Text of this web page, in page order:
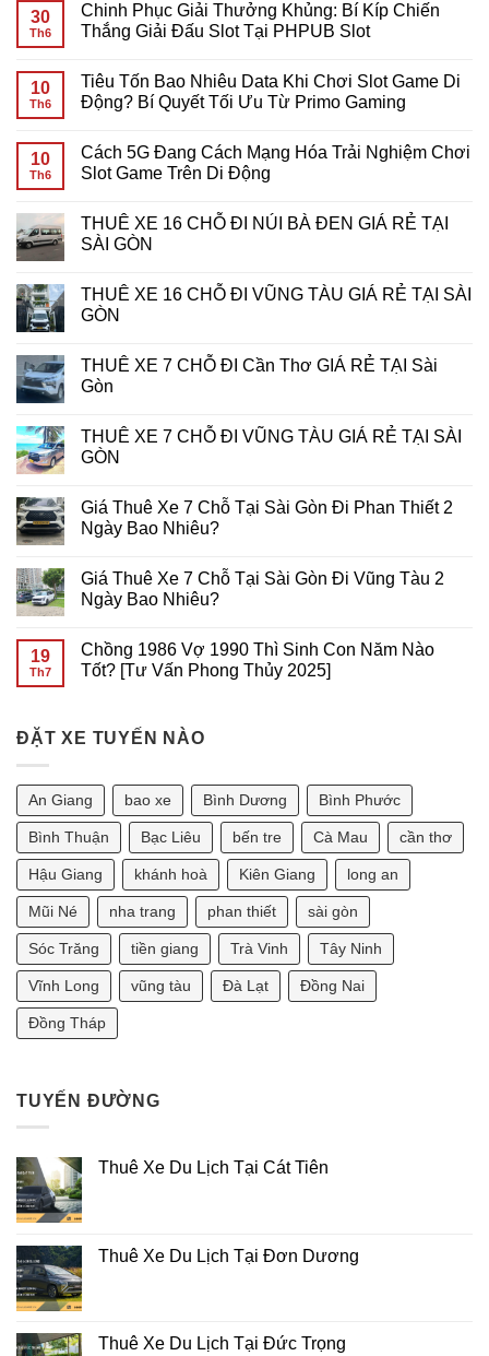
Bao
Nhiêu
Data
Slot
Game
Mobile?
Chi
Tiết
Cho
bình
luận
ở
Yêu
Cầu
Cược
Miễn
Phí:
Bí
Ưu
Hóa
Lợi
7d-
game
30
Th6
Chinh Phục Giải Thưởng Khủng: Bí Kíp Chiến
Thắng Giải Đấu Slot Tại PHPUB Slot
bình
luận
ở
Giải
Thưởng
Khủng:
Chiến
Thắng
Giải
Tại
PHPUB
Slot
10
Th6
Tiêu Tốn Bao Nhiêu Data Khi Chơi Slot Game Di
Động? Bí Quyết Tối Ưu Từ Primo Gaming
bình
luận
ở
Bao
Nhiêu
Data
Slot
Game
Di
Quyết
Tối
Ưu
Gaming
10
Th6
Cách 5G Đang Cách Mạng Hóa Trải Nghiệm Chơi
Slot Game Trên Di Động
bình
luận
ở
Đang
Cách
Mạng
Nghiệm
Chơi
Slot
Di
Động
THUÊ XE 16 CHỖ ĐI NÚI BÀ ĐEN GIÁ RẺ TẠI
SÀI GÒN
bình
luận
ở
16
CHỖ
ĐI
ĐEN
GIÁ
RẺ
GÒN
THUÊ XE 16 CHỖ ĐI VŨNG TÀU GIÁ RẺ TẠI SÀI
GÒN
bình
luận
ở
16
CHỖ
ĐI
GIÁ
RẺ
TẠI
THUÊ XE 7 CHỖ ĐI Cần Thơ GIÁ RẺ TẠI Sài
Gòn
bình
luận
ở
7
CHỖ
ĐI
GIÁ
RẺ
TẠI
THUÊ XE 7 CHỖ ĐI VŨNG TÀU GIÁ RẺ TẠI SÀI
GÒN
bình
luận
ở
7
CHỖ
ĐI
GIÁ
RẺ
TẠI
Giá Thuê Xe 7 Chỗ Tại Sài Gòn Đi Phan Thiết 2
Ngày Bao Nhiêu?
bình
luận
ở
Xe
7
Chỗ
Đi
Phan
Ngày
Bao
Nhiêu?
Giá Thuê Xe 7 Chỗ Tại Sài Gòn Đi Vũng Tàu 2
Ngày Bao Nhiêu?
bình
luận
ở
7
Chỗ
Đi
Vũng
Tàu
Ngày
Bao
Nhiêu?
19
Th7
Chồng 1986 Vợ 1990 Thì Sinh Con Năm Nào
Tốt? [Tư Vấn Phong Thủy 2025]
luận
ở
1990
Thì
Sinh
Con
Năm
Nào
Tốt?
Phong
Thủy
2025]
ĐẶT XE TUYẾN NÀO
An Giang bao xe Bình Dương Bình Phước
Bình Thuận Bạc Liêu bến tre Cà Mau cần thơ
Hậu Giang khánh hoà Kiên Giang long an
Mũi Né nha trang phan thiết sài gòn
Sóc Trăng tiền giang Trà Vinh Tây Ninh
Vĩnh Long vũng tàu Đà Lạt Đồng Nai
Đồng Tháp
TUYẾN ĐƯỜNG
Thuê Xe Du Lịch Tại Cát Tiên
Thuê Xe Du Lịch Tại Đơn Dương
Thuê Xe Du Lịch Tại Đức Trọng